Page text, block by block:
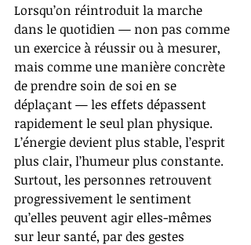
Lorsqu’on réintroduit la marche
dans le quotidien — non pas comme
un exercice à réussir ou à mesurer,
mais comme une manière concrète
de prendre soin de soi en se
déplaçant — les effets dépassent
rapidement le seul plan physique.
L’énergie devient plus stable, l’esprit
plus clair, l’humeur plus constante.
Surtout, les personnes retrouvent
progressivement le sentiment
qu’elles peuvent agir elles-mêmes
sur leur santé, par des gestes